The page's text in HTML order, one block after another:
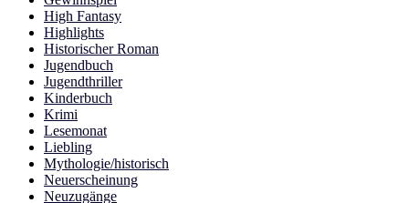
High Fantasy
Highlights
Historischer Roman
Jugendbuch
Jugendthriller
Kinderbuch
Krimi
Lesemonat
Liebling
Mythologie/historisch
Neuerscheinung
Neuzugänge